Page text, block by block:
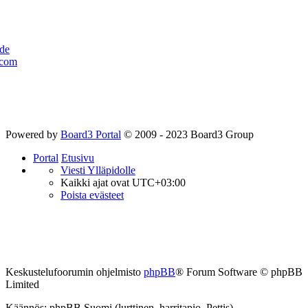
Powered by Board3 Portal © 2009 - 2023 Board3 Group
Portal Etusivu
Viesti Ylläpidolle
Kaikki ajat ovatUTC+03:00
Poista evästeet
Keskustelufoorumin ohjelmisto phpBB® Forum Software © phpBB
Limited